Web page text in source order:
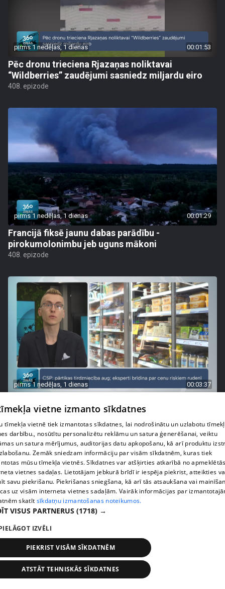
pirms 1 nedēļas, 1 dienas 00:01:53
Pēc dronu trieciena Rjazaņas noliktavai
“Wildberries” zaudējumi sasniedz miljardu eiro
408. epizode
pirms 1 nedēļas, 1 dienas 00:01:29
Francijā fiksē jaunu dabas parādību -
pirokumolonimbu jeb uguns mākoni
408. epizode
pirms 1 nedēļas, 1 dienas 00:03:37
tiešām samazina kopējo čeku?
408. epizode
Latvijā pirmajā Simulāciju centrā mediķi trenēsies
glābt dzīvības
vietne izmanto sīkdatnes
tīmekļa vietnē tiek izmantotas sīkdatnes, lai nodrošinātu un uzlabotu
darbību., nosūtītu personalizētu reklāmu un satura ģenerēšanai, veiktu
un satura mērījumus, auditorijas datu apkopošanu, kā arī produktu
Zemāk sniedzam informāciju par visām sīkdatnēm, kuras tiek
mūsu tīmekļa vietnēs. Sīkdatnes var atšķirties atkarībā no
vietnes sadaļas. Lietotājam jebkurā brīdī ir iespēja piekrist, atteikties
savu piekrišanu. Piekrišanas sniegšana, kā arī tās atsaukšana vai
uz visām interneta vietnes sadaļām. Vairāk informācijas par
skatīt sīkdatņu izmantošanas noteikumos.
VISUS PARTNERUS (1718) →
IZVĒLI
PIEKRIST VISĀM SĪKDATNĒM
ATSTĀT TEHNISKĀS SĪKDATNES